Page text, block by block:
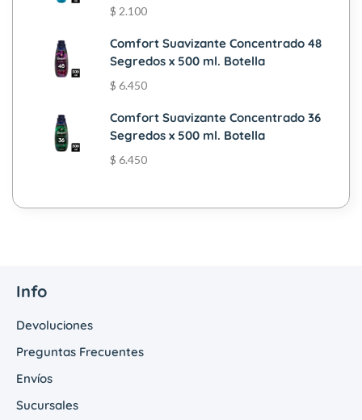
$ 2.100
Comfort Suavizante Concentrado 48
Segredos x 500 ml. Botella
$ 6.450
Comfort Suavizante Concentrado 36
Segredos x 500 ml. Botella
$ 6.450
Info
Devoluciones
Preguntas Frecuentes
Envíos
Sucursales